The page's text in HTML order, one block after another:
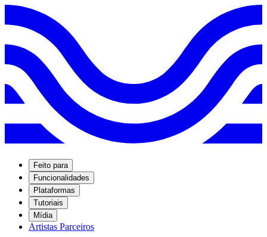
Feito para
Funcionalidades
Plataformas
Tutoriais
Mídia
Artistas Parceiros